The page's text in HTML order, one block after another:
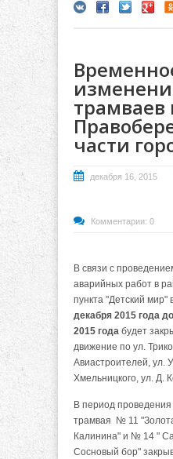
трамваев
части
декабря 16, 2015
Комментарии: 0
В связи с
аварийных работ в
пункта "Детский мир"
декабря 2015 года
2015 года будет
движение по ул.
Авиастроителей, ул.
Хмельницкого, ул. Д.
В период
трамвая № 11
Калинина" и № 14 "
Сосновый бор"